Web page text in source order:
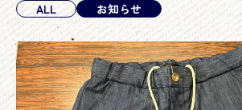
ALL お知らせ